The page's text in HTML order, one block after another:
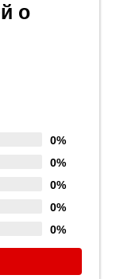
о
0%
0%
0%
0%
0%